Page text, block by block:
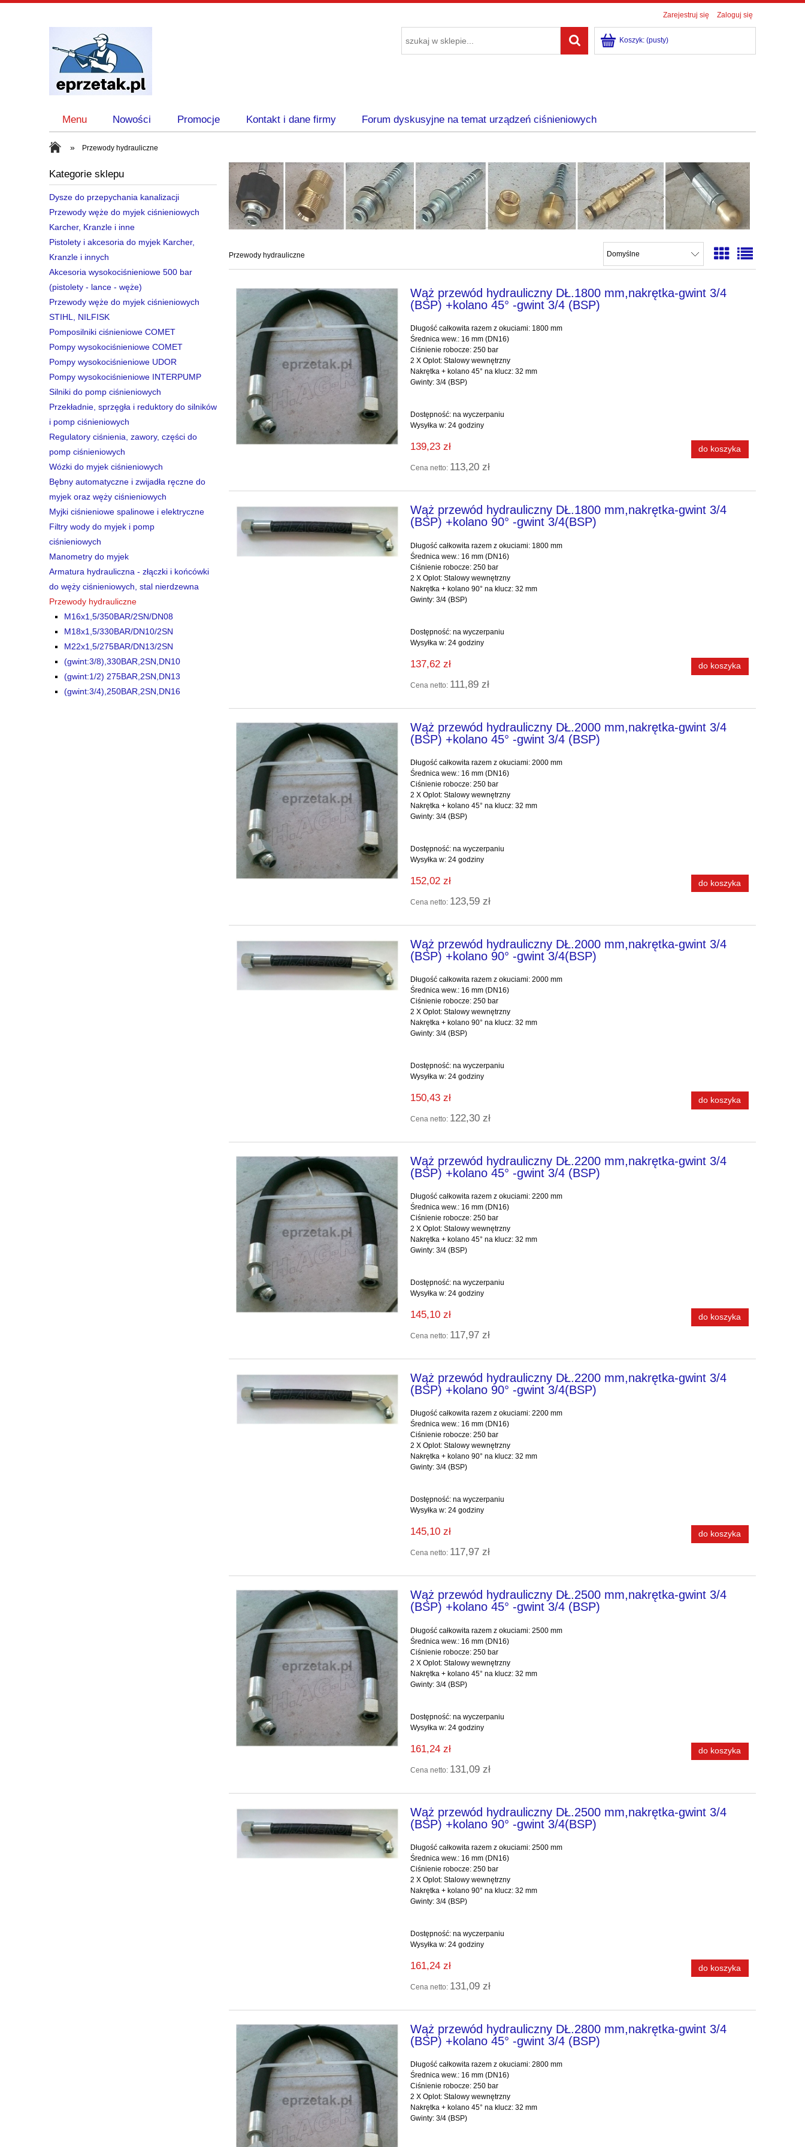
Zarejestruj się Zaloguj się
Koszyk: (pusty)
Menu Nowości Promocje Kontakt i dane firmy Forum dyskusyjne na temat urządzeń ciśnieniowych
» Przewody hydrauliczne
Kategorie sklepu
Dysze do przepychania kanalizacji
Przewody węże do myjek ciśnieniowych
Karcher, Kranzle i inne
Pistolety i akcesoria do myjek Karcher,
Kranzle i innych
Akcesoria wysokociśnieniowe 500 bar
(pistolety - lance - węże)
Przewody węże do myjek ciśnieniowych
STIHL, NILFISK
Pomposilniki ciśnieniowe COMET
Pompy wysokociśnieniowe COMET
Pompy wysokociśnieniowe UDOR
Pompy wysokociśnieniowe INTERPUMP
Silniki do pomp ciśnieniowych
Przekładnie, sprzęgła i reduktory do silników
i pomp ciśnieniowych
Regulatory ciśnienia, zawory, części do
pomp ciśnieniowych
Wózki do myjek ciśnieniowych
Bębny automatyczne i zwijadła ręczne do
myjek oraz węży ciśnieniowych
Myjki ciśnieniowe spalinowe i elektryczne
Filtry wody do myjek i pomp
ciśnieniowych
Manometry do myjek
Armatura hydrauliczna - złączki i końcówki
do węży ciśnieniowych, stal nierdzewna
Przewody hydrauliczne
M16x1,5/350BAR/2SN/DN08
M18x1,5/330BAR/DN10/2SN
M22x1,5/275BAR/DN13/2SN
(gwint:3/8),330BAR,2SN,DN10
(gwint:1/2) 275BAR,2SN,DN13
(gwint:3/4),250BAR,2SN,DN16
Przewody hydrauliczne
Wąż przewód hydrauliczny DŁ.1800 mm,nakrętka-gwint 3/4
(BSP) +kolano 45° -gwint 3/4 (BSP)
Długość całkowita razem z okuciami: 1800 mm
Średnica wew.: 16 mm (DN16)
Ciśnienie robocze: 250 bar
2 X Oplot: Stalowy wewnętrzny
Nakrętka + kolano 45° na klucz: 32 mm
Gwinty: 3/4 (BSP)
Dostępność: na wyczerpaniu
Wysyłka w: 24 godziny
139,23 zł
Cena netto: 113,20 zł
do koszyka
Wąż przewód hydrauliczny DŁ.1800 mm,nakrętka-gwint 3/4
(BSP) +kolano 90° -gwint 3/4(BSP)
Długość całkowita razem z okuciami: 1800 mm
Średnica wew.: 16 mm (DN16)
Ciśnienie robocze: 250 bar
2 X Oplot: Stalowy wewnętrzny
Nakrętka + kolano 90° na klucz: 32 mm
Gwinty: 3/4 (BSP)
Dostępność: na wyczerpaniu
Wysyłka w: 24 godziny
137,62 zł
Cena netto: 111,89 zł
do koszyka
Wąż przewód hydrauliczny DŁ.2000 mm,nakrętka-gwint 3/4
(BSP) +kolano 45° -gwint 3/4 (BSP)
Długość całkowita razem z okuciami: 2000 mm
Średnica wew.: 16 mm (DN16)
Ciśnienie robocze: 250 bar
2 X Oplot: Stalowy wewnętrzny
Nakrętka + kolano 45° na klucz: 32 mm
Gwinty: 3/4 (BSP)
Dostępność: na wyczerpaniu
Wysyłka w: 24 godziny
152,02 zł
Cena netto: 123,59 zł
do koszyka
Wąż przewód hydrauliczny DŁ.2000 mm,nakrętka-gwint 3/4
(BSP) +kolano 90° -gwint 3/4(BSP)
Długość całkowita razem z okuciami: 2000 mm
Średnica wew.: 16 mm (DN16)
Ciśnienie robocze: 250 bar
2 X Oplot: Stalowy wewnętrzny
Nakrętka + kolano 90° na klucz: 32 mm
Gwinty: 3/4 (BSP)
Dostępność: na wyczerpaniu
Wysyłka w: 24 godziny
150,43 zł
Cena netto: 122,30 zł
do koszyka
Wąż przewód hydrauliczny DŁ.2200 mm,nakrętka-gwint 3/4
(BSP) +kolano 45° -gwint 3/4 (BSP)
Długość całkowita razem z okuciami: 2200 mm
Średnica wew.: 16 mm (DN16)
Ciśnienie robocze: 250 bar
2 X Oplot: Stalowy wewnętrzny
Nakrętka + kolano 45° na klucz: 32 mm
Gwinty: 3/4 (BSP)
Dostępność: na wyczerpaniu
Wysyłka w: 24 godziny
145,10 zł
Cena netto: 117,97 zł
do koszyka
Wąż przewód hydrauliczny DŁ.2200 mm,nakrętka-gwint 3/4
(BSP) +kolano 90° -gwint 3/4(BSP)
Długość całkowita razem z okuciami: 2200 mm
Średnica wew.: 16 mm (DN16)
Ciśnienie robocze: 250 bar
2 X Oplot: Stalowy wewnętrzny
Nakrętka + kolano 90° na klucz: 32 mm
Gwinty: 3/4 (BSP)
Dostępność: na wyczerpaniu
Wysyłka w: 24 godziny
145,10 zł
Cena netto: 117,97 zł
do koszyka
Wąż przewód hydrauliczny DŁ.2500 mm,nakrętka-gwint 3/4
(BSP) +kolano 45° -gwint 3/4 (BSP)
Długość całkowita razem z okuciami: 2500 mm
Średnica wew.: 16 mm (DN16)
Ciśnienie robocze: 250 bar
2 X Oplot: Stalowy wewnętrzny
Nakrętka + kolano 45° na klucz: 32 mm
Gwinty: 3/4 (BSP)
Dostępność: na wyczerpaniu
Wysyłka w: 24 godziny
161,24 zł
Cena netto: 131,09 zł
do koszyka
Wąż przewód hydrauliczny DŁ.2500 mm,nakrętka-gwint 3/4
(BSP) +kolano 90° -gwint 3/4(BSP)
Długość całkowita razem z okuciami: 2500 mm
Średnica wew.: 16 mm (DN16)
Ciśnienie robocze: 250 bar
2 X Oplot: Stalowy wewnętrzny
Nakrętka + kolano 90° na klucz: 32 mm
Gwinty: 3/4 (BSP)
Dostępność: na wyczerpaniu
Wysyłka w: 24 godziny
161,24 zł
Cena netto: 131,09 zł
do koszyka
Wąż przewód hydrauliczny DŁ.2800 mm,nakrętka-gwint 3/4
(BSP) +kolano 45° -gwint 3/4 (BSP)
Długość całkowita razem z okuciami: 2800 mm
Średnica wew.: 16 mm (DN16)
Ciśnienie robocze: 250 bar
2 X Oplot: Stalowy wewnętrzny
Nakrętka + kolano 45° na klucz: 32 mm
Gwinty: 3/4 (BSP)